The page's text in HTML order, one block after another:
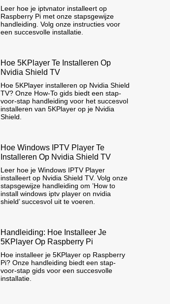
Leer hoe je iptvnator installeert op
Raspberry Pi met onze stapsgewijze
handleiding. Volg onze instructies voor
een succesvolle installatie.
Hoe 5KPlayer Te Installeren Op
Nvidia Shield TV
Hoe 5KPlayer installeren op Nvidia Shield
TV? Onze How-To gids biedt een stap-
voor-stap handleiding voor het succesvol
installeren van 5KPlayer op je Nvidia
Shield.
Hoe Windows IPTV Player Te
Installeren Op Nvidia Shield TV
Leer hoe je Windows IPTV Player
installeert op Nvidia Shield TV. Volg onze
stapsgewijze handleiding om ’How to
install windows iptv player on nvidia
shield’ succesvol uit te voeren.
Handleiding: Hoe Installeer Je
5KPlayer Op Raspberry Pi
Hoe installeer je 5KPlayer op Raspberry
Pi? Onze handleiding biedt een stap-
voor-stap gids voor een succesvolle
installatie.